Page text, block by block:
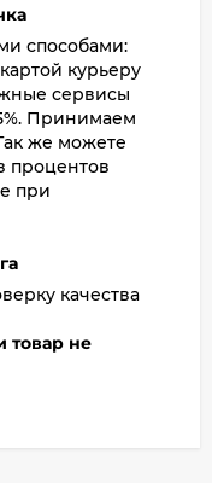
способами:
курьеру
сервисы
Принимаем
же можете
процентов
при
качества
товар не